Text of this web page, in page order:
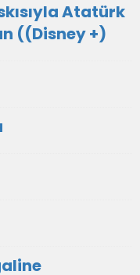
Atatürk
((Disney +)